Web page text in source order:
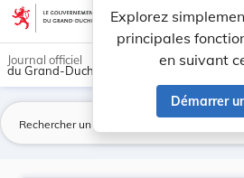
Aller au contenu account_circle
Explorez
principales
en suivant
Démarrer
Journal officiel
du Grand-Duché de Luxembourg